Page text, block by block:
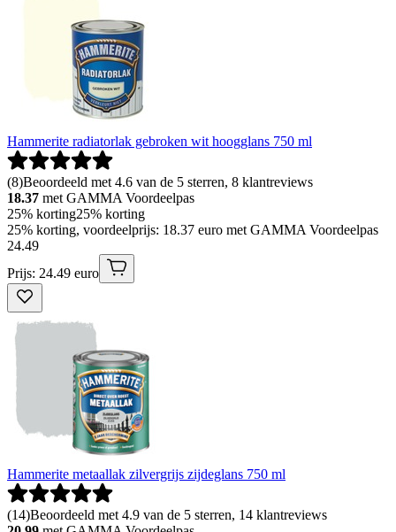
Hammerite radiatorlak gebroken wit hoogglans 750 ml
(8)Beoordeeld met 4.6 van de 5 sterren, 8 klantreviews
18.37 met GAMMA Voordeelpas
25% korting25% korting
25% korting, voordeelprijs: 18.37 euro met GAMMA Voordeelpas
24.49
Prijs: 24.49 euro
Hammerite metaallak zilvergrijs zijdeglans 750 ml
(14)Beoordeeld met 4.9 van de 5 sterren, 14 klantreviews